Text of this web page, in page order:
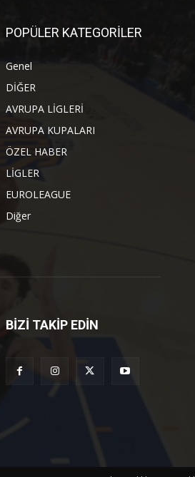
POPÜLER KATEGORİLER
Genel
DİĞER
AVRUPA LİGLERİ
AVRUPA KUPALARI
ÖZEL HABER
LİGLER
EUROLEAGUE
Diğer
BİZİ TAKİP EDİN